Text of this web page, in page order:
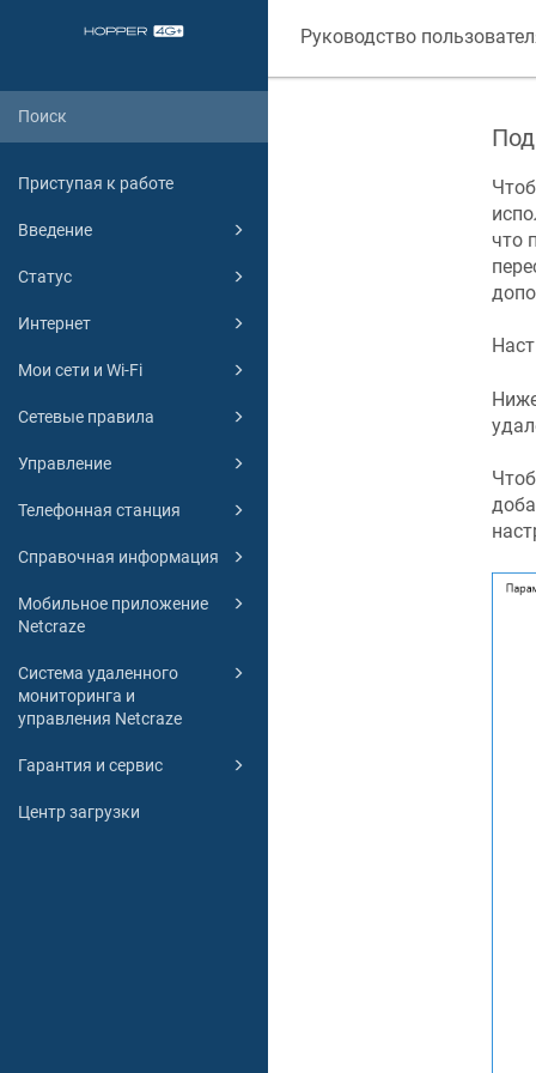
Приступая к работе
Введение
Статус
Интернет
Мои сети и Wi-Fi
Сетевые правила
Управление
Телефонная станция
Справочная информация
Мобильное приложение
Netcraze
Система удаленного
мониторинга и
управления Netcraze
Гарантия и сервис
Центр загрузки
Руководство
что